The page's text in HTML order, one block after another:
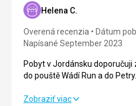
Helena C.
Overená recenzia
Dátum
Napísané September 2023
Pobyt v Jordánsku
do pouště Wádí Run a do Petry.
Pobyt v Jordánsku doporučuji
Zobraziť viac